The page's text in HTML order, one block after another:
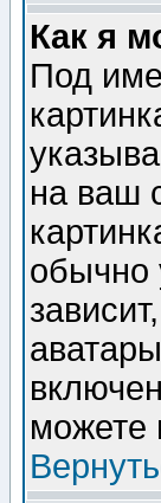
Как я
Под
на ваш
обычно
можете